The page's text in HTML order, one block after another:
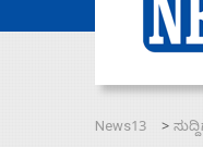
ಮೂಲಕ 60
News13 >